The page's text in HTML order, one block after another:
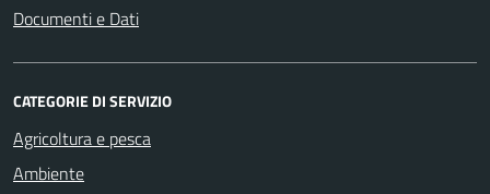
Documenti e Dati
CATEGORIE DI SERVIZIO
Agricoltura e pesca
Ambiente